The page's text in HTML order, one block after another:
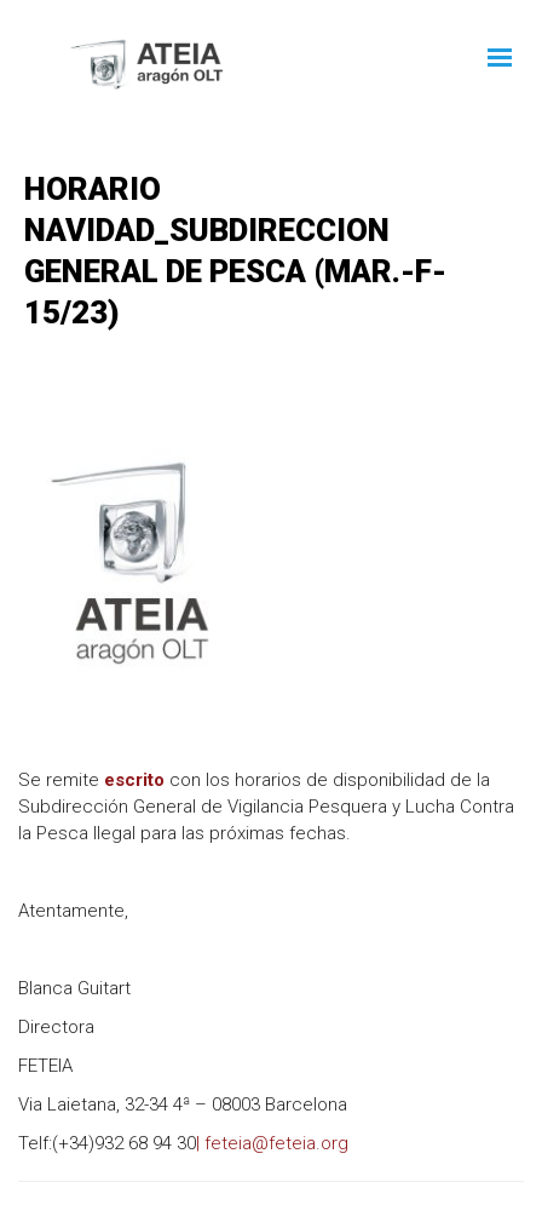
HORARIO
NAVIDAD_SUBDIRECCION
GENERAL DE PESCA (MAR.-F-
15/23)
Se remite escrito con los horarios de disponibilidad de la
Subdirección General de Vigilancia Pesquera y Lucha Contra
la Pesca Ilegal para las próximas fechas.
Atentamente,
Blanca Guitart
Directora
FETEIA
Via Laietana, 32-34 4ª – 08003 Barcelona
Telf:(+34)932 68 94 30| feteia@feteia.org